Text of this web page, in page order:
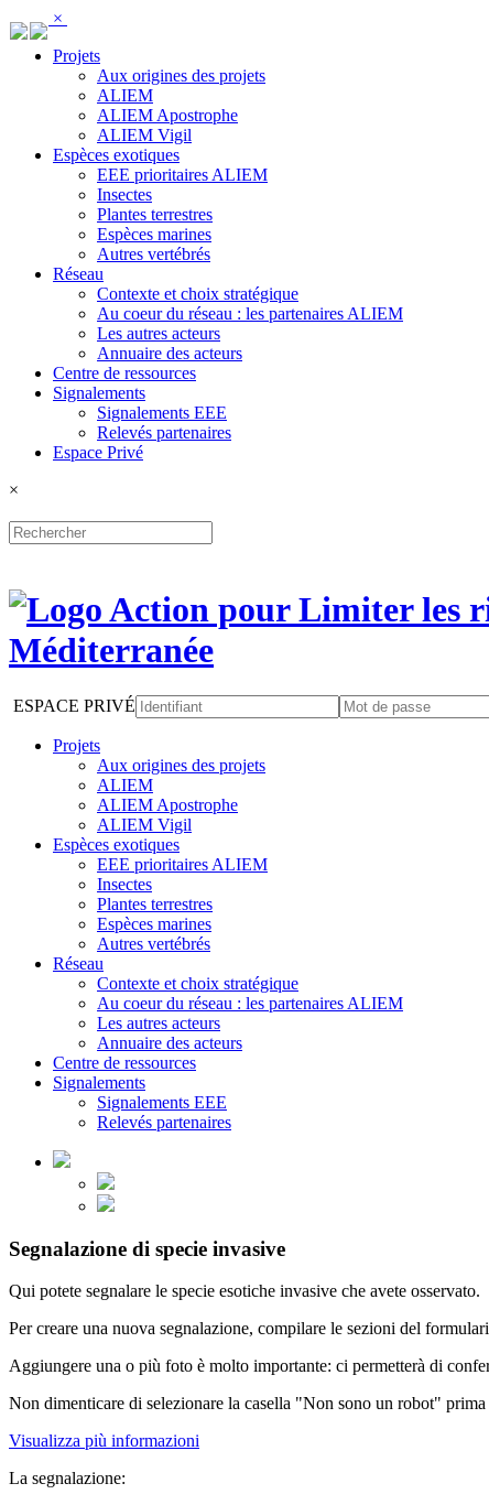
×
Projets
Aux origines des projets
ALIEM
ALIEM Apostrophe
ALIEM Vigil
Espèces exotiques
EEE prioritaires ALIEM
Insectes
Plantes terrestres
Espèces marines
Autres vertébrés
Réseau
Contexte et choix stratégique
Au coeur du réseau : les partenaires ALIEM
Les autres acteurs
Annuaire des acteurs
Centre de ressources
Signalements
Signalements EEE
Relevés partenaires
Espace Privé
×
ESPACE PRIVÉ
Projets
Aux origines des projets
ALIEM
ALIEM Apostrophe
ALIEM Vigil
Espèces exotiques
EEE prioritaires ALIEM
Insectes
Plantes terrestres
Espèces marines
Autres vertébrés
Réseau
Contexte et choix stratégique
Au coeur du réseau : les partenaires ALIEM
Les autres acteurs
Annuaire des acteurs
Centre de ressources
Signalements
Signalements EEE
Relevés partenaires
Segnalazione di specie invasive
Qui potete segnalare le specie esotiche invasive che avete osservato.
Per creare una nuova segnalazione, compilare le sezioni del
Aggiungere una o più foto è molto importante: ci permetterà di
Non dimenticare di selezionare la casella "Non sono un robot"
Visualizza più informazioni
La segnalazione: